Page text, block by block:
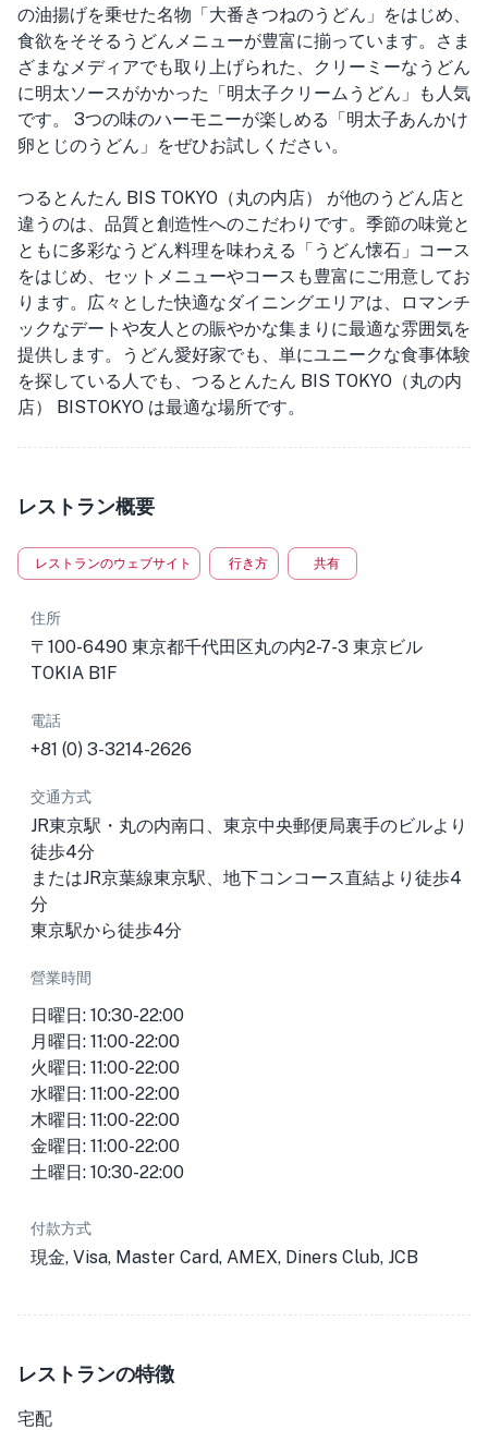
の油揚げを乗せた名物「大番きつねのうどん」をはじめ、
食欲をそそるうどんメニューが豊富に揃っています。さま
ざまなメディアでも取り上げられた、クリーミーなうどん
に明太ソースがかかった「明太子クリームうどん」も人気
です。 3つの味のハーモニーが楽しめる「明太子あんかけ
卵とじのうどん」をぜひお試しください。
つるとんたん BIS TOKYO（丸の内店） が他のうどん店と
違うのは、品質と創造性へのこだわりです。季節の味覚と
ともに多彩なうどん料理を味わえる「うどん懐石」コース
をはじめ、セットメニューやコースも豊富にご用意してお
ります。広々とした快適なダイニングエリアは、ロマンチ
ックなデートや友人との賑やかな集まりに最適な雰囲気を
提供します。うどん愛好家でも、単にユニークな食事体験
を探している人でも、つるとんたん BIS TOKYO（丸の内
店） BISTOKYO は最適な場所です。
レストラン概要
レストランのウェブサイト 行き方 共有
住所
〒100-6490 東京都千代田区丸の内2-7-3 東京ビル
TOKIA B1F
電話
+81 (0) 3-3214-2626
交通方式
JR東京駅・丸の内南口、東京中央郵便局裏手のビルより
徒歩4分
またはJR京葉線東京駅、地下コンコース直結より徒歩4
分
東京駅から徒歩4分
營業時間
日曜日: 10:30-22:00
月曜日: 11:00-22:00
火曜日: 11:00-22:00
水曜日: 11:00-22:00
木曜日: 11:00-22:00
金曜日: 11:00-22:00
土曜日: 10:30-22:00
付款方式
現金, Visa, Master Card, AMEX, Diners Club, JCB
レストランの特徴
宅配